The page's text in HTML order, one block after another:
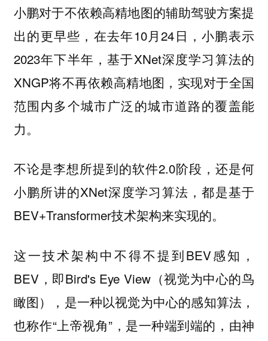
小鹏对于不依赖高精地图的辅助驾驶方案提
出的更早些，在去年10月24日，小鹏表示
2023年下半年，基于XNet深度学习算法的
XNGP将不再依赖高精地图，实现对于全国
范围内多个城市广泛的城市道路的覆盖能
力。
不论是李想所提到的软件2.0阶段，还是何
小鹏所讲的XNet深度学习算法，都是基于
BEV+Transformer技术架构来实现的。
这一技术架构中不得不提到BEV感知，
BEV，即Bird's Eye View（视觉为中心的鸟
瞰图），是一种以视觉为中心的感知算法，
也称作“上帝视角”，是一种端到端的，由神